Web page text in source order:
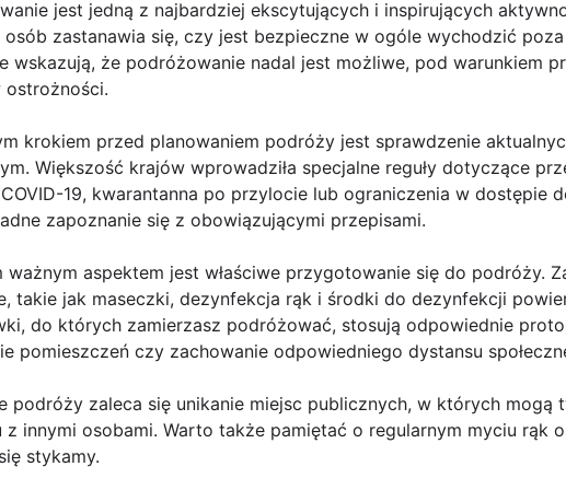
jest jedną z najbardziej ekscytujących i inspirujących
osób zastanawia się, czy jest bezpieczne w ogóle wychodzić
wskazują, że podróżowanie nadal jest możliwe, pod warunkiem
ostrożności.
krokiem przed planowaniem podróży jest sprawdzenie
Większość krajów wprowadziła specjalne reguły dotyczące
19, kwarantanna po przylocie lub ograniczenia w dostępie
zapoznanie się z obowiązującymi przepisami.
ważnym aspektem jest właściwe przygotowanie się do podróży.
takie jak maseczki, dezynfekcja rąk i środki do dezynfekcji
do których zamierzasz podróżować, stosują odpowiednie
pomieszczeń czy zachowanie odpowiedniego dystansu
podróży zaleca się unikanie miejsc publicznych, w których mogą
z innymi osobami. Warto także pamiętać o regularnym myciu rąk
stykamy.